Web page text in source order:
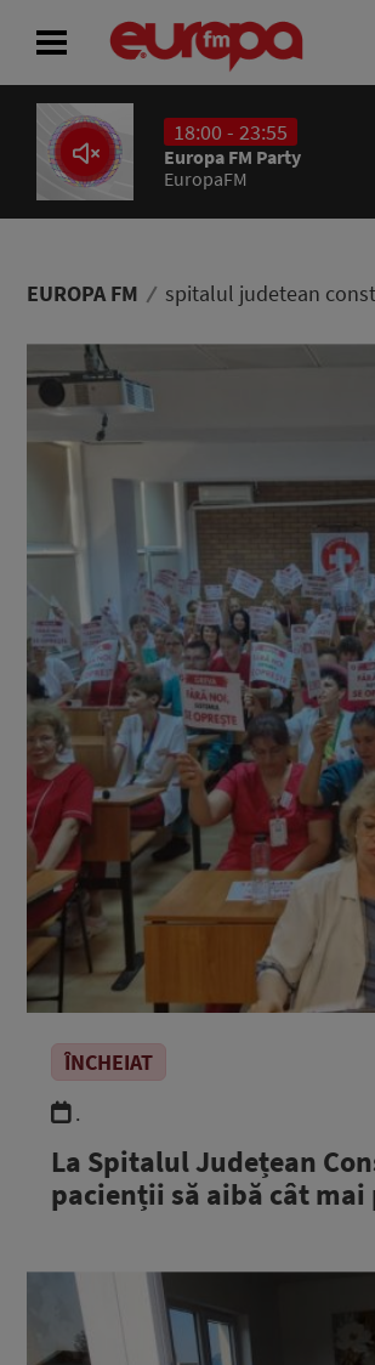
18:00 - 23:55
Europa FM Party
EuropaFM
EUROPA FM spitalul judetean
ÎNCHEIAT
.
La Spitalul Județean
pacienții să aibă cât mai
ACASĂ
ȘTIRI
PODCAST
ASCULTĂ LIVE